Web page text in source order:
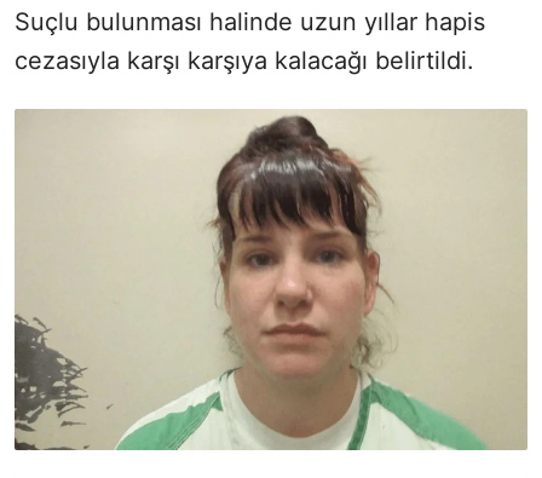
Suçlu bulunması halinde uzun yıllar hapis
cezasıyla karşı karşıya kalacağı belirtildi.